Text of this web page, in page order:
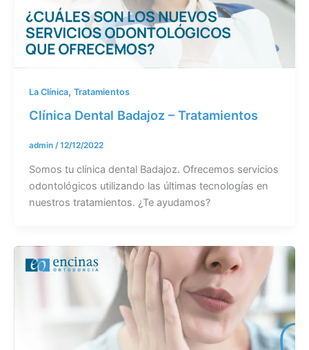
La Clínica, Tratamientos
Clínica Dental Badajoz – Tratamientos
admin /12/12/2022
Somos tu clínica dental Badajoz. Ofrecemos servicios
odontológicos utilizando las últimas tecnologías en
nuestros tratamientos. ¿Te ayudamos?